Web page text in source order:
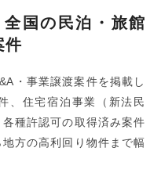
国の民泊・旅館
件
・事業譲渡案件を掲載し
、住宅宿泊事業（新法民
種許認可の取得済み案件
方の高利回り物件まで幅